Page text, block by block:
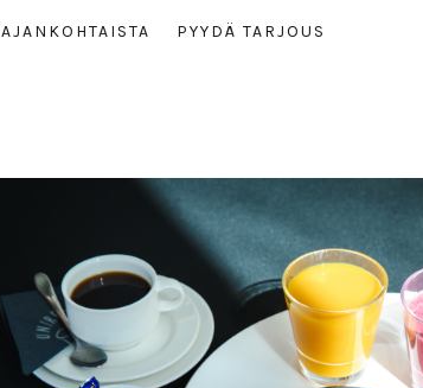
AJAN­KOH­TAISTA PYYDÄ TAR­JOUS